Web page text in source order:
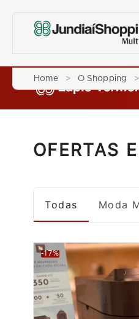
Home > O Shopping >
OFERTAS
Todas Moda
-17%